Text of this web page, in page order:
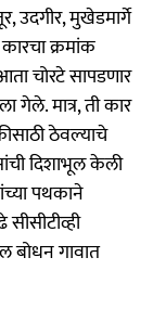
उदगीर, मुखेडमार्गे
कारचा क्रमांक
चोरटे सापडणार
मात्र, ती कार
ठेवल्याचे
दिशाभूल केली
पथकाने
बोधन गावात